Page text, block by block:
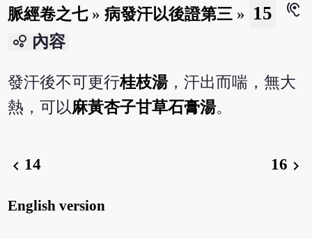
脈經卷之七»病發汗以後證第三 » 15
hearing
bubble_chart 內容
發汗後不可更行桂枝湯，汗出而喘，無大
熱，可以麻黃杏子甘草石膏湯。
chevron_left 14 16 chevron_right
English version